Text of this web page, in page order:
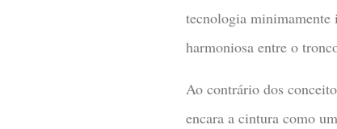
tecnologia minimamente
harmoniosa entre o
Ao contrário dos
encara a cintura como